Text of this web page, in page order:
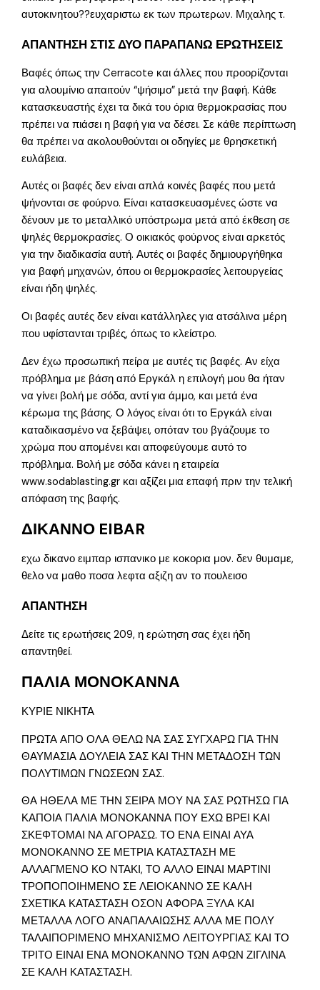
αυτοκινητου??ευχαριστω εκ των πρωτερων. Μιχαλης τ.
ΑΠΑΝΤΗΣΗ ΣΤΙΣ ΔΥΟ ΠΑΡΑΠΑΝΩ ΕΡΩΤΗΣΕΙΣ
Βαφές όπως την Cerracote και άλλες που προορίζονται
για αλουμίνιο απαιτούν “ψήσιμο” μετά την βαφή. Κάθε
κατασκευαστής έχει τα δικά του όρια θερμοκρασίας που
πρέπει να πιάσει η βαφή για να δέσει. Σε κάθε περίπτωση
θα πρέπει να ακολουθούνται οι οδηγίες με θρησκετική
ευλάβεια.
Αυτές οι βαφές δεν είναι απλά κοινές βαφές που μετά
ψήνονται σε φούρνο. Είναι κατασκευασμένες ώστε να
δένουν με το μεταλλικό υπόστρωμα μετά από έκθεση σε
ψηλές θερμοκρασίες. Ο οικιακός φούρνος είναι αρκετός
για την διαδικασία αυτή. Αυτές οι βαφές δημιουργήθηκα
για βαφή μηχανών, όπου οι θερμοκρασίες λειτουργείας
είναι ήδη ψηλές.
Οι βαφές αυτές δεν είναι κατάλληλες για ατσάλινα μέρη
που υφίστανται τριβές, όπως το κλείστρο.
Δεν έχω προσωπική πείρα με αυτές τις βαφές. Αν είχα
πρόβλημα με βάση από Εργκάλ η επιλογή μου θα ήταν
να γίνει βολή με σόδα, αντί για άμμο, και μετά ένα
κέρωμα της βάσης. Ο λόγος είναι ότι το Εργκάλ είναι
καταδικασμένο να ξεβάψει, οπόταν του βγάζουμε το
χρώμα που απομένει και αποφεύγουμε αυτό το
πρόβλημα. Βολή με σόδα κάνει η εταιρεία
www.sodablasting.gr και αξίζει μια επαφή πριν την τελική
απόφαση της βαφής.
ΔΙΚΑΝΝΟ EIBAR
εχω δικανο ειμπαρ ισπανικο με κοκορια μον. δεν θυμαμε,
θελο να μαθο ποσα λεφτα αξιζη αν το πουλεισο
ΑΠΑΝΤΗΣΗ
Δείτε τις ερωτήσεις 209, η ερώτηση σας έχει ήδη
απαντηθεί.
ΠΑΛΙΑ ΜΟΝΟΚΑΝΝΑ
ΚΥΡΙΕ ΝΙΚΗΤΑ
ΠΡΩΤΑ ΑΠΟ ΟΛΑ ΘΕΛΩ ΝΑ ΣΑΣ ΣΥΓΧΑΡΩ ΓΙΑ ΤΗΝ
ΘΑΥΜΑΣΙΑ ΔΟΥΛΕΙΑ ΣΑΣ ΚΑΙ ΤΗΝ ΜΕΤΑΔΟΣΗ ΤΩΝ
ΠΟΛΥΤΙΜΩΝ ΓΝΩΣΕΩΝ ΣΑΣ.
ΘΑ ΗΘΕΛΑ ΜΕ ΤΗΝ ΣΕΙΡΑ ΜΟΥ ΝΑ ΣΑΣ ΡΩΤΗΣΩ ΓΙΑ
ΚΑΠΟΙΑ ΠΑΛΙΑ ΜΟΝΟΚΑΝΝΑ ΠΟΥ ΕΧΩ ΒΡΕΙ ΚΑΙ
ΣΚΕΦΤΟΜΑΙ ΝΑ ΑΓΟΡΑΣΩ. ΤΟ ΕΝΑ ΕΙΝΑΙ ΑΥΑ
ΜΟΝΟΚΑΝΝΟ ΣΕ ΜΕΤΡΙΑ ΚΑΤΑΣΤΑΣΗ ΜΕ
ΑΛΛΑΓΜΕΝΟ ΚΟ ΝΤΑΚΙ, ΤΟ ΑΛΛΟ ΕΙΝΑΙ ΜΑΡΤΙΝΙ
ΤΡΟΠΟΠΟΙΗΜΕΝΟ ΣΕ ΛΕΙΟΚΑΝΝΟ ΣΕ ΚΑΛΗ
ΣΧΕΤΙΚΑ ΚΑΤΑΣΤΑΣΗ ΟΣΟΝ ΑΦΟΡΑ ΞΥΛΑ ΚΑΙ
ΜΕΤΑΛΛΑ ΛΟΓΟ ΑΝΑΠΑΛΑΙΩΣΗΣ ΑΛΛΑ ΜΕ ΠΟΛΥ
ΤΑΛΑΙΠΟΡΙΜΕΝΟ ΜΗΧΑΝΙΣΜΟ ΛΕΙΤΟΥΡΓΙΑΣ ΚΑΙ ΤΟ
ΤΡΙΤΟ ΕΙΝΑΙ ΕΝΑ ΜΟΝΟΚΑΝΝΟ ΤΩΝ ΑΦΩΝ ΖΙΓΛΙΝΑ
ΣΕ ΚΑΛΗ ΚΑΤΑΣΤΑΣΗ.